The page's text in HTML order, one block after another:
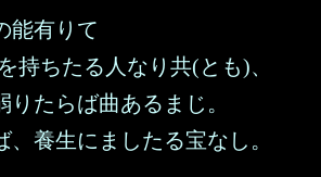
能有りて
持ちたる人なり共(とも)、
りたらば曲あるまじ。
、養生にましたる宝なし。